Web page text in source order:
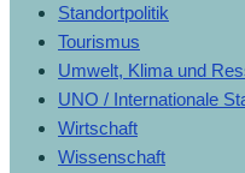
Standortpolitik
Tourismus
Umwelt, Klima und
UNO / Internationale
Wirtschaft
Wissenschaft